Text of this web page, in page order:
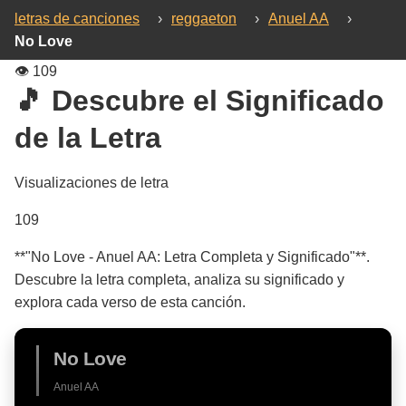
letras de canciones › reggaeton › Anuel AA
›
No Love
👁️ 109
🎵 Descubre el Significado
de la Letra
Visualizaciones de letra
109
**"No Love - Anuel AA: Letra Completa y Significado"**.
Descubre la letra completa, analiza su significado y
explora cada verso de esta canción.
No Love
Anuel AA